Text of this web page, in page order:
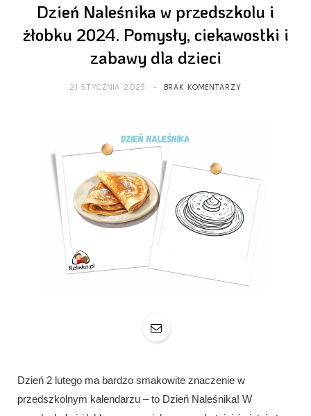
Dzień Naleśnika w przedszkolu i
żłobku 2024. Pomysły, ciekawostki i
zabawy dla dzieci
21 STYCZNIA 2025 BRAK KOMENTARZY
Dzień 2 lutego ma bardzo smakowite znaczenie w
przedszkolnym kalendarzu – to Dzień Naleśnika! W